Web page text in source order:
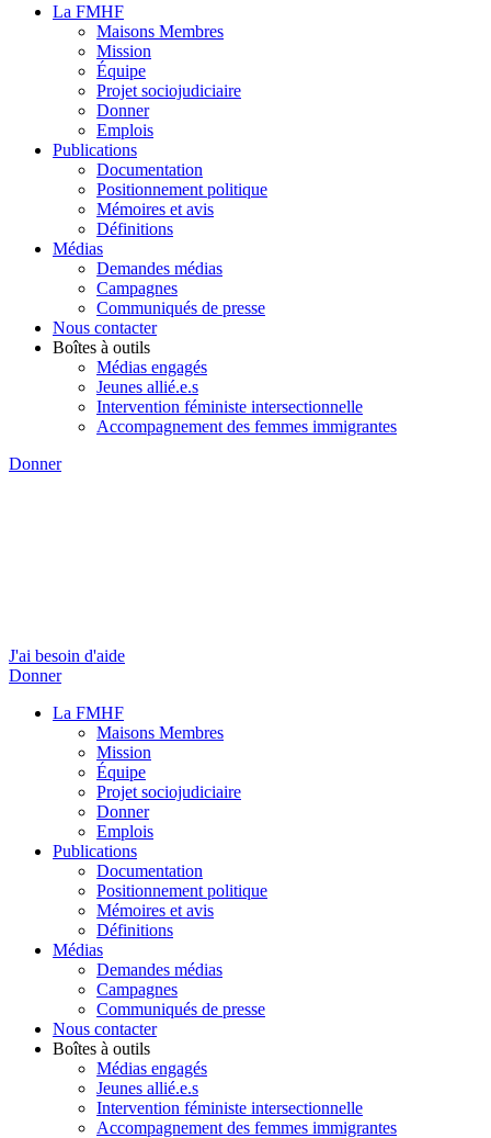
La FMHF
Maisons Membres
Mission
Équipe
Projet sociojudiciaire
Donner
Emplois
Publications
Documentation
Positionnement politique
Mémoires et avis
Définitions
Médias
Demandes médias
Campagnes
Communiqués de presse
Nous contacter
Boîtes à outils
Médias engagés
Jeunes allié.e.s
Intervention féministe intersectionnelle
Accompagnement des femmes immigrantes
Donner
J'ai besoin d'aide
Donner
La FMHF
Maisons Membres
Mission
Équipe
Projet sociojudiciaire
Donner
Emplois
Publications
Documentation
Positionnement politique
Mémoires et avis
Définitions
Médias
Demandes médias
Campagnes
Communiqués de presse
Nous contacter
Boîtes à outils
Médias engagés
Jeunes allié.e.s
Intervention féministe intersectionnelle
Accompagnement des femmes immigrantes